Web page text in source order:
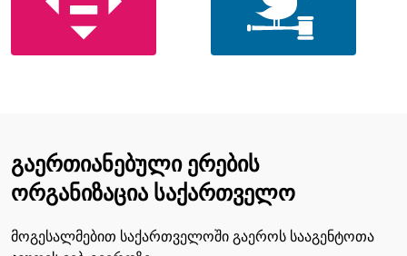
გაერთიანებული ერების
ორგანიზაცია საქართველო
მოგესალმებით საქართველოში გაეროს სააგენტოთა